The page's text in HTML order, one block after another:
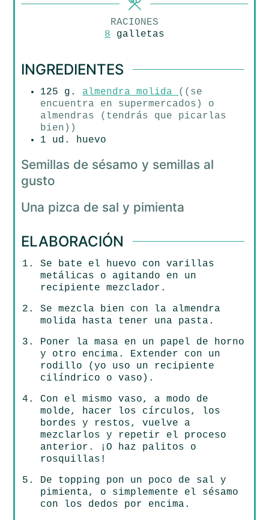
RACIONES
8
galletas
INGREDIENTES
125 g. almendra molida ((se
encuentra en supermercados) o
almendras (tendrás que picarlas
bien))
1
ud. huevo
Semillas de sésamo y semillas al
gusto
Una pizca de sal y pimienta
ELABORACIÓN
Se bate el huevo con varillas
metálicas o agitando en un
recipiente mezclador.
Se mezcla bien con la almendra
molida hasta tener una pasta.
Poner la masa en un papel de horno
y otro encima. Extender con un
rodillo (yo uso un recipiente
cilíndrico o vaso).
Con el mismo vaso, a modo de
molde, hacer los círculos, los
bordes y restos, vuelve a
mezclarlos y repetir el proceso
anterior. ¡O haz palitos o
rosquillas!
De topping pon un poco de sal y
pimienta, o simplemente el sésamo
con los dedos por encima.